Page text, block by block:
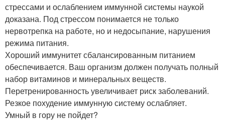
стрессами и ослаблением иммунной системы наукой
доказана. Под стрессом понимается не только
нервотрепка на работе, но и недосыпание, нарушения
режима питания.
Хороший иммунитет сбалансированным питанием
обеспечивается. Ваш организм должен получать полный
набор витаминов и минеральных веществ.
Перетренированность увеличивает риск заболеваний.
Резкое похудение иммунную систему ослабляет.
Умный в гору не пойдет?